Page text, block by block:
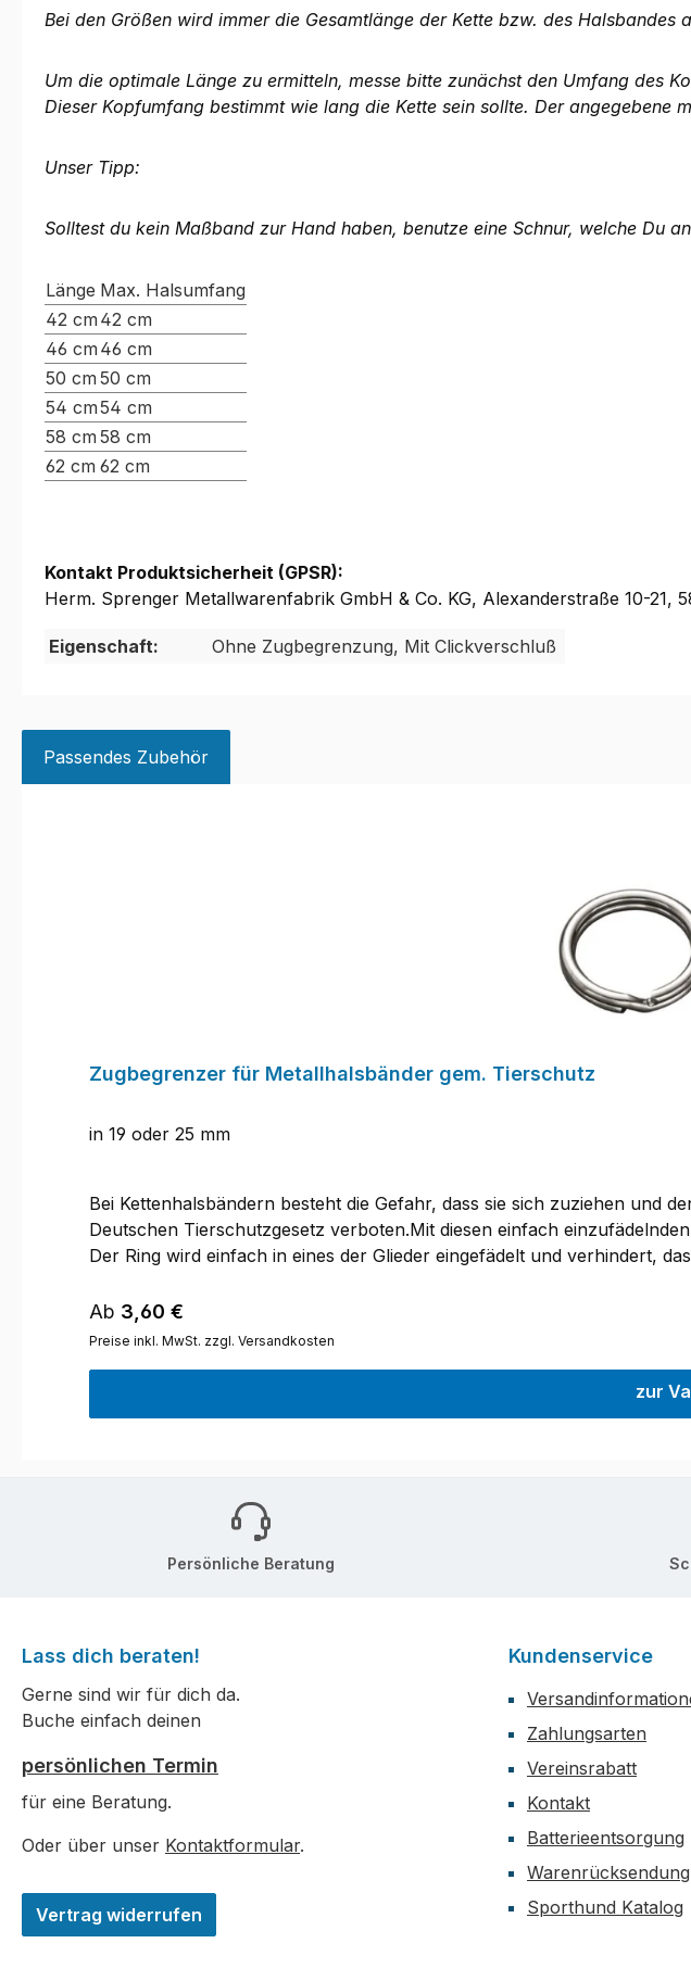
Bei den Größen wird immer die Gesamtlänge der Kette bzw. des Halsbandes
Um die optimale Länge zu ermitteln, messe bitte zunächst den Umfang des
Dieser Kopfumfang bestimmt wie lang die Kette sein sollte. Der
Unser Tipp:
Solltest du kein Maßband zur Hand haben, benutze eine Schnur, welche Du
Länge Max. Halsumfang
42 cm 42 cm
46 cm 46 cm
50 cm 50 cm
54 cm54 cm
58 cm 58 cm
62 cm 62 cm
Kontakt Produktsicherheit (GPSR):
Herm. Sprenger Metallwarenfabrik GmbH & Co. KG, Alexanderstraße 10-21,
Eigenschaft: Ohne Zugbegrenzung, Mit Clickverschluß
Passendes Zubehör
Zugbegrenzer für Metallhalsbänder gem. Tierschutz
in 19 oder 25 mm
Bei Kettenhalsbändern besteht die Gefahr, dass sie sich zuziehen und
Deutschen Tierschutzgesetz verboten.Mit diesen einfach
Der Ring wird einfach in eines der Glieder eingefädelt und verhindert,
Regulärer Preis:
Ab 3,60 €
Preise inkl. MwSt. zzgl. Versandkosten
zur
Persönliche Beratung
Lass dich beraten!
Gerne sind wir für dich da.
Buche einfach deinen
persönlichen Termin
für eine Beratung.
Oder über unser Kontaktformular.
Vertrag widerrufen
Kundenservice
Zahlungsarten
Vereinsrabatt
Kontakt
Batterieentsorgung
Warenrücksendung
Sporthund Katalog